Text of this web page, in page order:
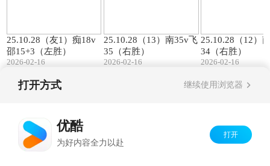
25.10.28（友1）痴18v
邵15+3（左胜）
2026-02-16
25.10.28（13）南35v飞
35（右胜）
2026-02-16
25.10.28（12）
34（右胜）
2026-02-16
打开方式 继续使用浏览器
优酷
为好内容全力以赴
打开